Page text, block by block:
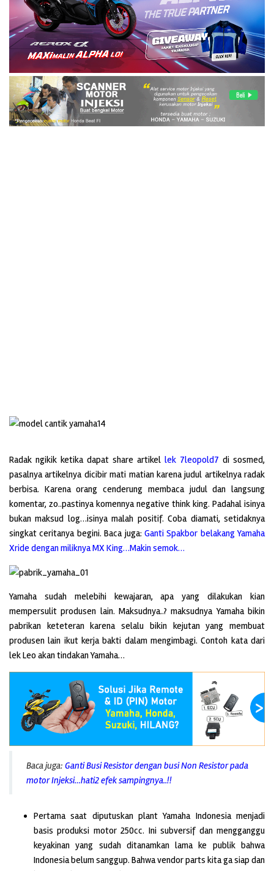
Radak ngikik ketika dapat share artikel lek 7leopold7 di sosmed,
pasalnya artikelnya dicibir mati matian karena judul artikelnya radak
berbisa. Karena orang cenderung membaca judul dan langsung
komentar, zo..pastinya komennya negative think king. Padahal isinya
bukan maksud log…isinya malah positif. Coba diamati, setidaknya
singkat ceritanya begini. Baca juga: Ganti Spakbor belakang Yamaha
Xride dengan miliknya MX King…Makin semok…
Yamaha sudah melebihi kewajaran, apa yang dilakukan kian
mempersulit produsen lain. Maksudnya..? maksudnya Yamaha bikin
pabrikan keteteran karena selalu bikin kejutan yang membuat
produsen lain ikut kerja bakti dalam mengimbagi. Contoh kata dari
lek Leo akan tindakan Yamaha…
Baca juga: Ganti Busi Resistor dengan busi Non Resistor pada
motor Injeksi…hati2 efek sampingnya..!!
Pertama saat diputuskan plant Yamaha Indonesia menjadi
basis produksi motor 250cc. Ini subversif dan mengganggu
keyakinan yang sudah ditanamkan lama ke publik bahwa
Indonesia belum sanggup. Bahwa vendor parts kita ga siap dan